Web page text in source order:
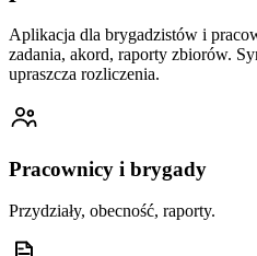
Aplikacja dla brygadzistów i
zadania, akord, raporty zbiorów.
upraszcza rozliczenia.
Pracownicy i brygady
Przydziały, obecność, raporty.